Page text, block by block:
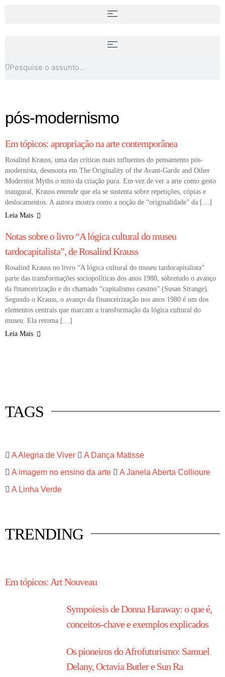
Glossário de arte contemporânea:
conceitos essenciais para navegar
o agora
Conceitos fundamentais do
manifesto de Susan Hawthorne
pós-modernismo
HISTÓRIA EM TÓPICOS
Em tópicos: apropriação na arte contemporânea
Rosalind Krauss, uma das críticas mais influentes do pensamento pós-
modernista, desmonta em The Originality of the Avant-Garde and Other
Modernist Myths o mito da criação pura. Em vez de ver a arte como gesto
inaugural, Krauss entende que ela se sustenta sobre repetições, cópias e
deslocamentos. A autora mostra como a noção de “originalidade” da […]
Leia Mais
ARTE E MERCADO
Notas sobre o livro “A lógica cultural do museu
tardocapitalista”, de Rosalind Krauss
Rosalind Krauss no livro “A lógica cultural do museu tardocapitalista”
parte das transformações sociopolíticas dos anos 1980, sobretudo o avanço
da financeirização e do chamado “capitalismo cassino” (Susan Strange).
Segundo o Krauss, o avanço da financeirização nos anos 1980 é um dos
elementos centrais que marcam a transformação da lógica cultural do
museu. Ela retoma […]
Leia Mais
TAGS
A Alegria de Viver
A Dança Matisse
A imagem no ensino da arte
A Janela Aberta Collioure
A Linha Verde
TRENDING
Em tópicos: Art Nouveau
Sympoiesis de Donna Haraway: o que é,
conceitos-chave e exemplos explicados
Os pioneiros do Afrofuturismo: Samuel
Delany, Octavia Butler e Sun Ra